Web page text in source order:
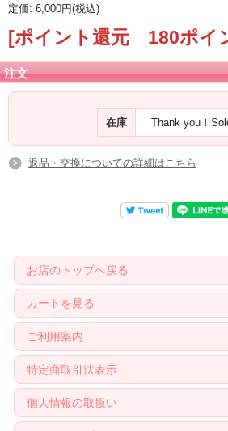
定価: 6,000円(税込)
[ポイント還元 180ポイ
注文
在庫 Thank you！
返品・交換についての詳細はこちら
お店のトップへ戻る
カートを見る
ご利用案内
特定商取引法表示
個人情報の取扱い